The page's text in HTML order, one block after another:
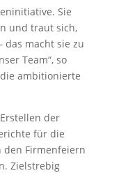
Sie
und traut sich,
das macht sie zu
Team“, so
ambitionierte
der
für die
den Firmenfeiern
Zielstrebig